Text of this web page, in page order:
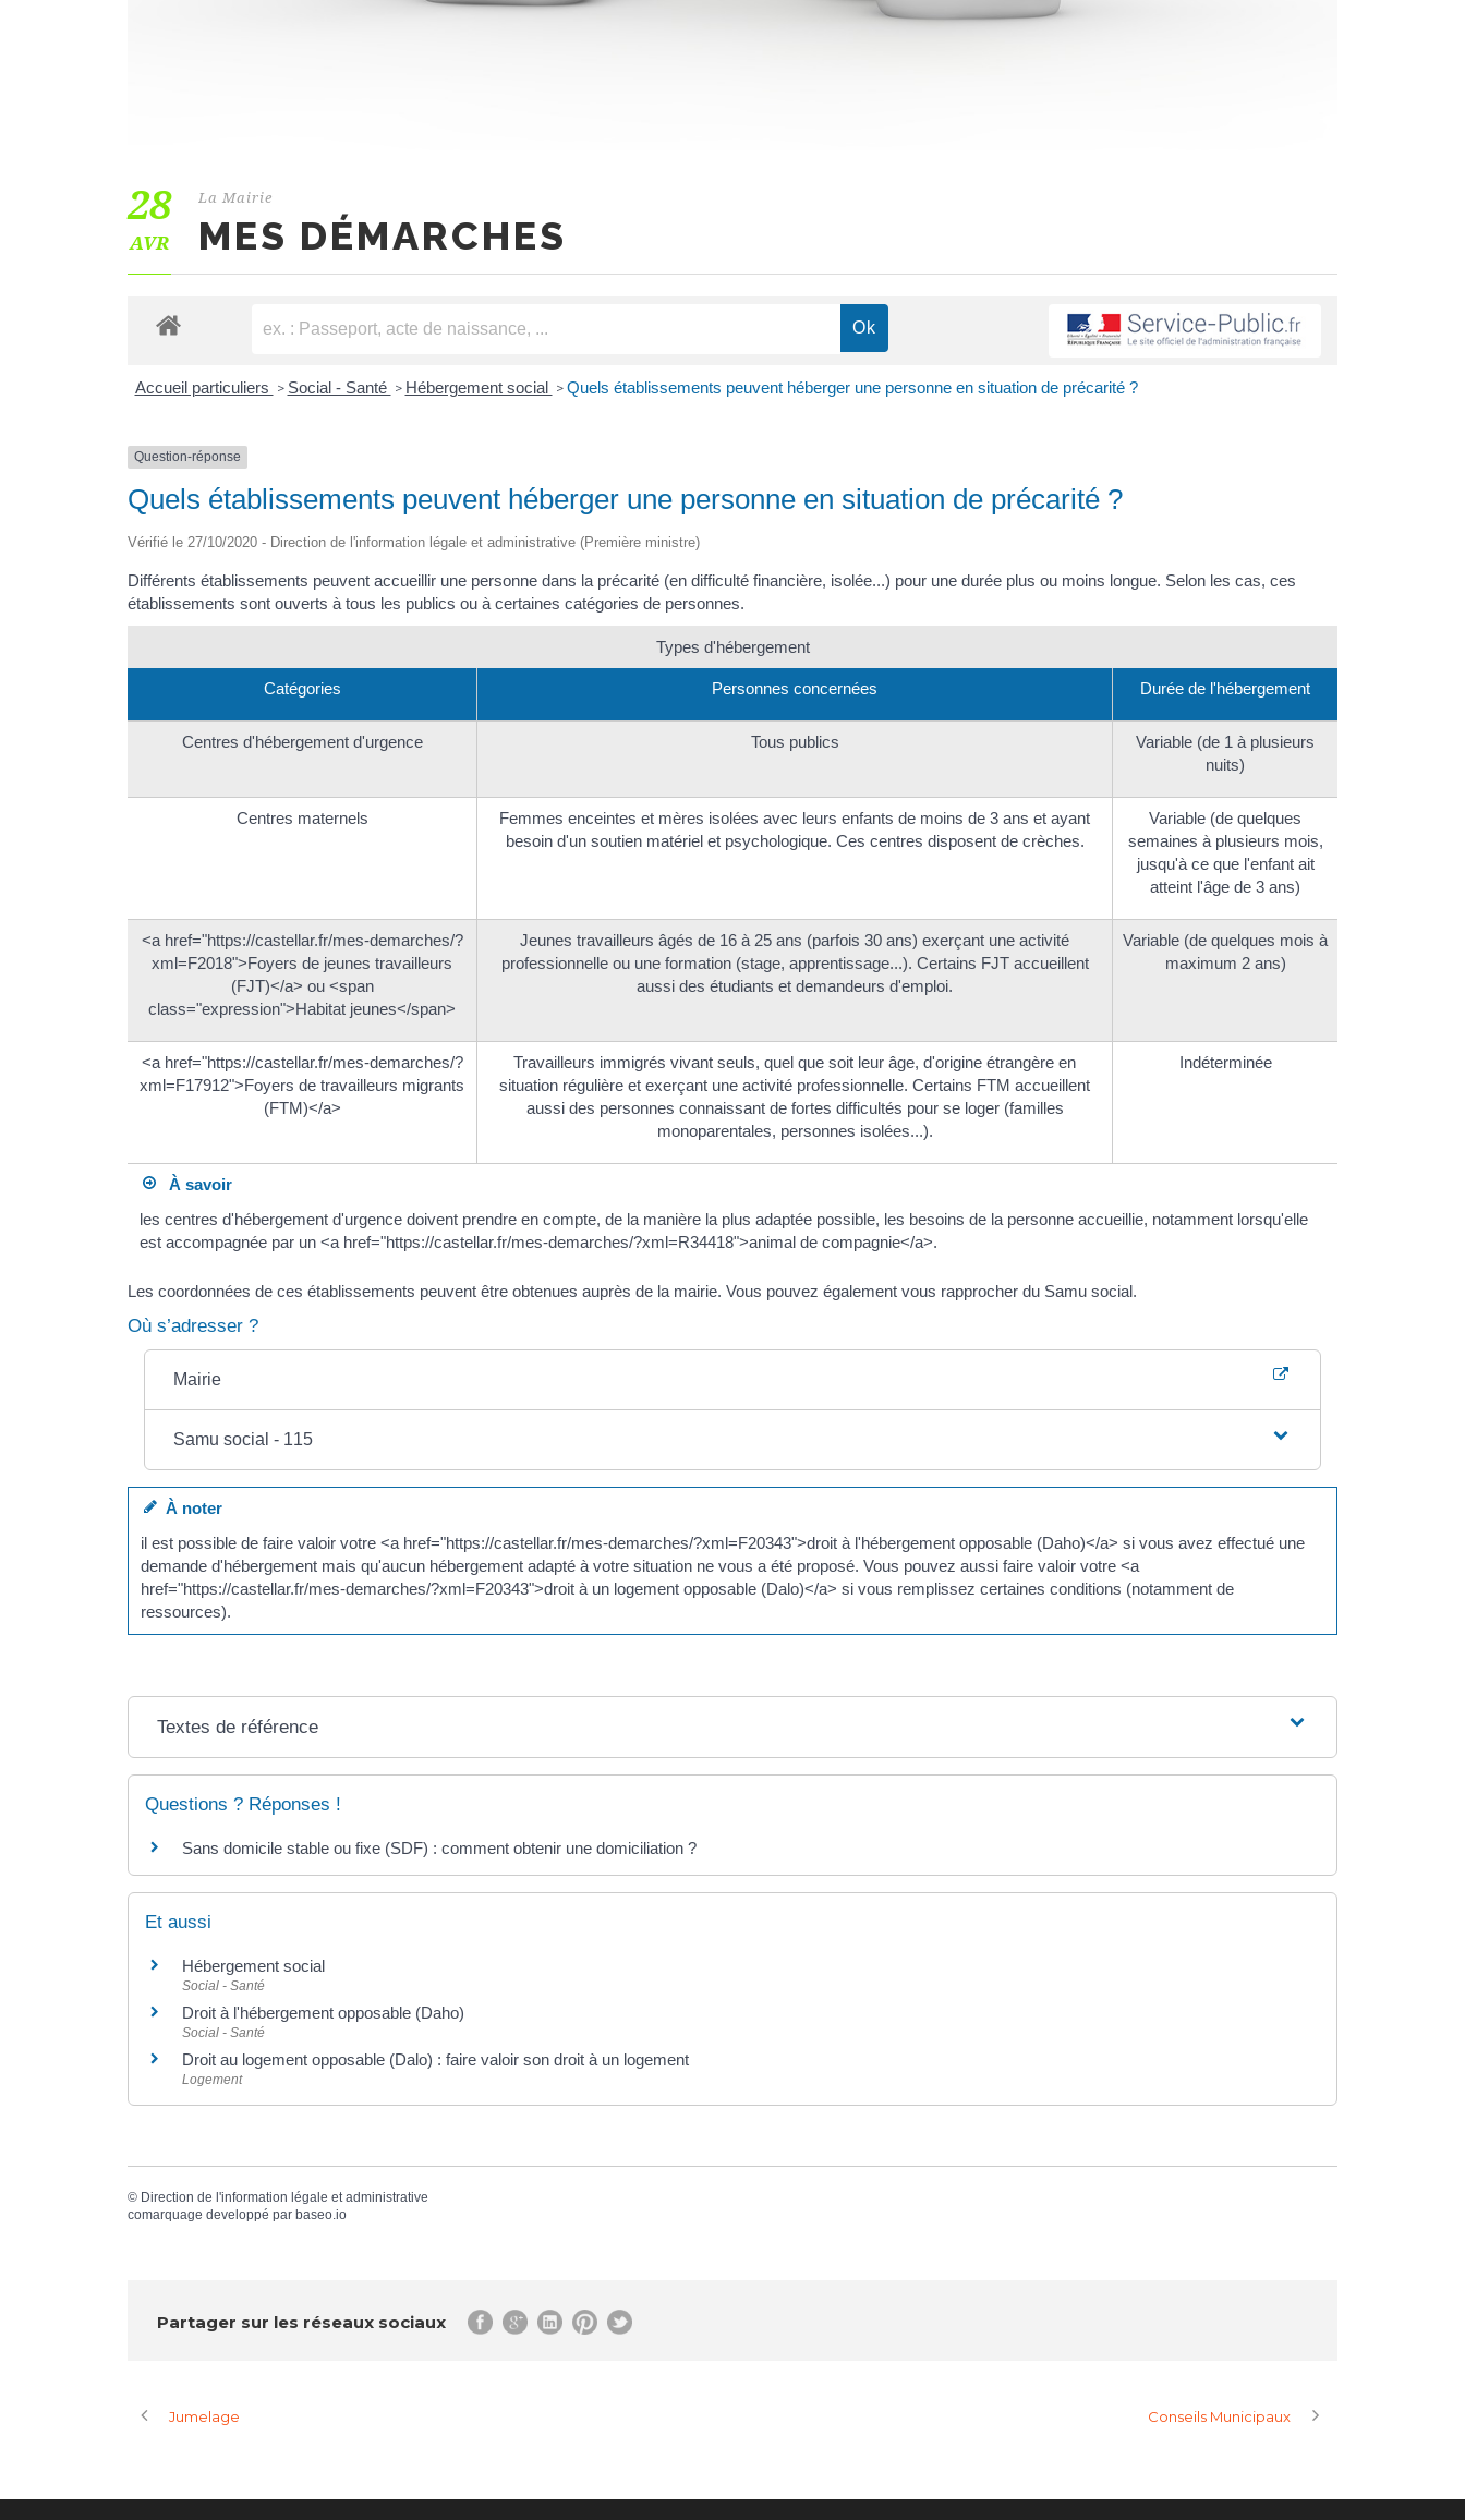
28
AVR
La Mairie
MES DÉMARCHES
Accueil particuliers > Social - Santé > Hébergement social > Quels établissements peuvent héberger une personne en situation de précarité ?
Question-réponse
Quels établissements peuvent héberger une personne en situation de précarité ?
Vérifié le 27/10/2020 - Direction de l'information légale et administrative (Première ministre)
Différents établissements peuvent accueillir une personne dans la précarité (en difficulté financière, isolée...) pour une durée plus ou moins longue. Selon les cas, ces
établissements sont ouverts à tous les publics ou à certaines catégories de personnes.
Types d'hébergement
Catégories Personnes concernées Durée de l'hébergement
Centres d'hébergement d'urgence Tous publics
Variable (de 1 à plusieurs
nuits)
Centres maternels
Femmes enceintes et mères isolées avec leurs enfants de moins de 3 ans et ayant
besoin d'un soutien matériel et psychologique. Ces centres disposent de crèches.
Variable (de quelques
semaines à plusieurs mois,
jusqu'à ce que l'enfant ait
atteint l'âge de 3 ans)
<a href="https://castellar.fr/mes-demarches/?
xml=F2018">Foyers de jeunes travailleurs
(FJT)</a> ou <span
class="expression">Habitat jeunes</span>
Jeunes travailleurs âgés de 16 à 25 ans (parfois 30 ans) exerçant une activité
professionnelle ou une formation (stage, apprentissage...). Certains FJT accueillent
aussi des étudiants et demandeurs d'emploi.
Variable (de quelques mois à
maximum 2 ans)
<a href="https://castellar.fr/mes-demarches/?
xml=F17912">Foyers de travailleurs migrants
(FTM)</a>
Travailleurs immigrés vivant seuls, quel que soit leur âge, d'origine étrangère en
situation régulière et exerçant une activité professionnelle. Certains FTM accueillent
aussi des personnes connaissant de fortes difficultés pour se loger (familles
monoparentales, personnes isolées...).
Indéterminée
À savoir
les centres d'hébergement d'urgence doivent prendre en compte, de la manière la plus adaptée possible, les besoins de la personne accueillie, notamment lorsqu'elle
est accompagnée par un <a href="https://castellar.fr/mes-demarches/?xml=R34418">animal de compagnie</a>.
Les coordonnées de ces établissements peuvent être obtenues auprès de la mairie. Vous pouvez également vous rapprocher du Samu social.
Où s’adresser ?
Mairie
Samu social - 115
À noter
il est possible de faire valoir votre <a href="https://castellar.fr/mes-demarches/?xml=F20343">droit à l'hébergement opposable (Daho)</a> si vous avez effectué une
demande d'hébergement mais qu'aucun hébergement adapté à votre situation ne vous a été proposé. Vous pouvez aussi faire valoir votre <a
href="https://castellar.fr/mes-demarches/?xml=F20343">droit à un logement opposable (Dalo)</a> si vous remplissez certaines conditions (notamment de
ressources).
Textes de référence
Questions ? Réponses !
Sans domicile stable ou fixe (SDF) : comment obtenir une domiciliation ?
Et aussi
Hébergement social
Social - Santé
Droit à l'hébergement opposable (Daho)
Social - Santé
Droit au logement opposable (Dalo) : faire valoir son droit à un logement
Logement
© Direction de l'information légale et administrative
comarquage developpé par baseo.io
Partager sur les réseaux sociaux
Jumelage Conseils Municipaux